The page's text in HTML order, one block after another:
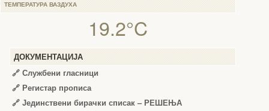
ТЕМПЕРАТУРА ВАЗДУХА
19.2°C
ДОКУМЕНТАЦИЈА
🔗 Службени гласници
🔗 Регистар прописа
🔗 Јединствени бирачки списак – РЕШЕЊА